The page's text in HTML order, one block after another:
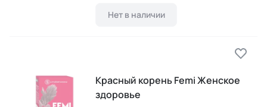
Нет в наличии
Красный корень Femi Женское
здоровье